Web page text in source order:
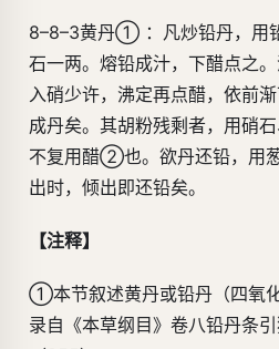
8–8–3黄丹① ：凡炒铅丹，用
石一两。熔铅成汁，下醋点之
入硝少许，沸定再点醋，依前
成丹矣。其胡粉残剩者，用硝石
不复用醋②也。欲丹还铅，用
出时，倾出即还铅矣。
【注释】
①本节叙述黄丹或铅丹（四氧
录自《本草纲目》卷八铅丹条